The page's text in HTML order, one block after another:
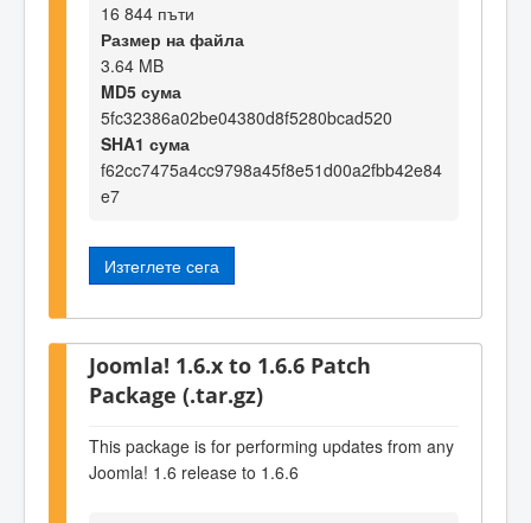
16 844 пъти
Размер на файла
3.64 MB
MD5 сума
5fc32386a02be04380d8f5280bcad520
SHA1 сума
f62cc7475a4cc9798a45f8e51d00a2fbb42e84
e7
Изтеглете сега
Joomla! 1.6.x to 1.6.6 Patch
Package (.tar.gz)
This package is for performing updates from any
Joomla! 1.6 release to 1.6.6